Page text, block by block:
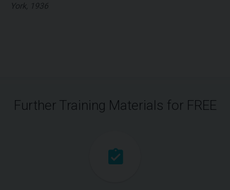
York, 1936
Further Training Materials for FREE